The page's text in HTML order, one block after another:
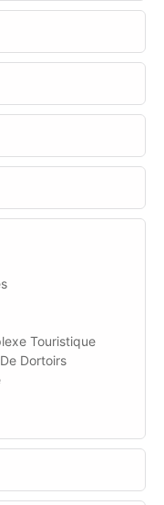
Touristique
Dortoirs